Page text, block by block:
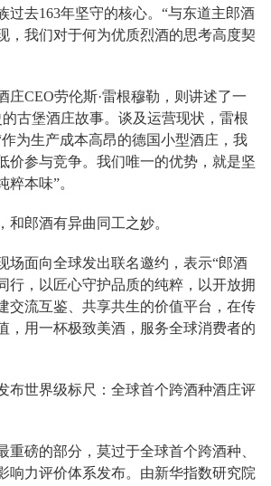
过去163年坚守的核心。“与东道主郎酒
，我们对于何为优质烈酒的思考高度契
庄CEO劳伦斯·雷根穆勒，则讲述了一
古堡酒庄故事。谈及运营现状，雷根
为生产成本高昂的德国小型酒庄，我
价参与竞争。我们唯一的优势，就是坚
本味”。
和郎酒有异曲同工之妙。
场面向全球发出联名邀约，表示“郎酒
行，以匠心守护品质的纯粹，以开放拥
交流互鉴、共享共生的价值平台，在传
，用一杯极致美酒，服务全球消费者的
布世界级标尺：全球首个跨酒种酒庄评
重磅的部分，莫过于全球首个跨酒种、
响力评价体系发布。由新华指数研究院